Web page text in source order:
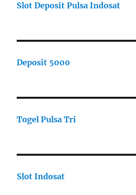
Slot Deposit Pulsa Indosat
Deposit 5000
Togel Pulsa Tri
Slot Indosat